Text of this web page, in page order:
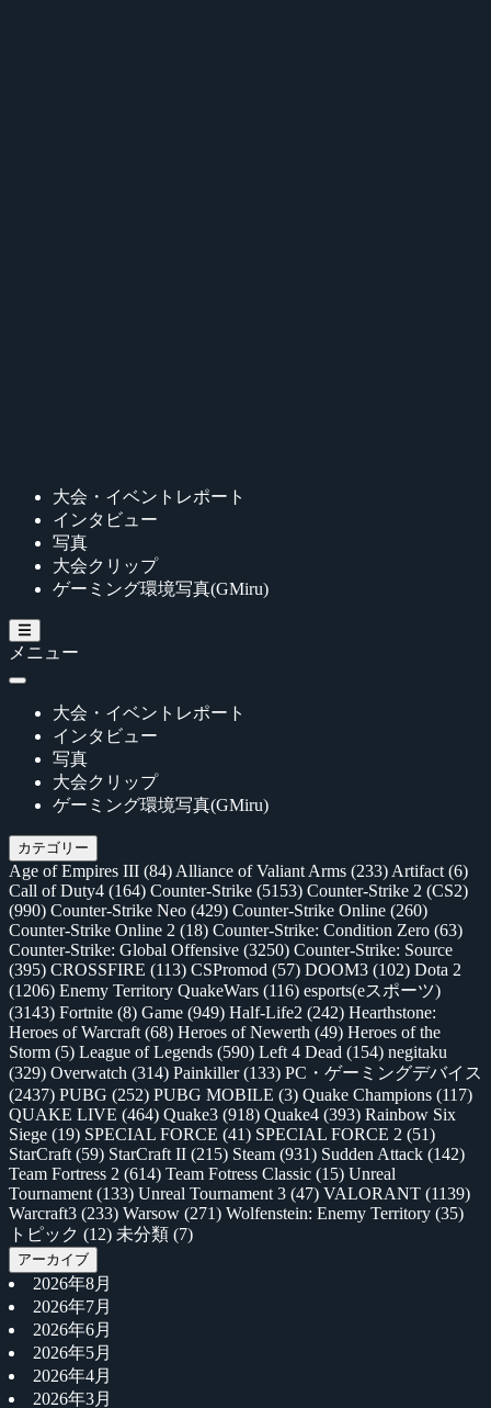
大会・イベントレポート
インタビュー
写真
大会クリップ
ゲーミング環境写真(GMiru)
メニュー
大会・イベントレポート
インタビュー
写真
大会クリップ
ゲーミング環境写真(GMiru)
カテゴリー
Age of Empires III (84) Alliance of Valiant Arms (233) Artifact (6)
Call of Duty4 (164) Counter-Strike (5153) Counter-Strike 2 (CS2)
(990) Counter-Strike Neo (429) Counter-Strike Online (260)
Counter-Strike Online 2 (18) Counter-Strike: Condition Zero (63)
Counter-Strike: Global Offensive (3250) Counter-Strike: Source
(395) CROSSFIRE (113) CSPromod (57) DOOM3 (102) Dota 2
(1206) Enemy Territory QuakeWars (116) esports(eスポーツ)
(3143) Fortnite (8) Game (949) Half-Life2 (242) Hearthstone:
Heroes of Warcraft (68) Heroes of Newerth (49) Heroes of the
Storm (5) League of Legends (590) Left 4 Dead (154) negitaku
(329) Overwatch (314) Painkiller(133) PC・ゲーミングデバイス
(2437) PUBG (252) PUBG MOBILE (3) Quake Champions (117)
QUAKE LIVE (464) Quake3 (918) Quake4 (393) Rainbow Six
Siege (19) SPECIAL FORCE (41) SPECIAL FORCE 2 (51)
StarCraft (59) StarCraft II (215) Steam (931) Sudden Attack (142)
Team Fortress 2 (614) Team Fotress Classic (15) Unreal
Tournament (133) Unreal Tournament 3 (47) VALORANT (1139)
Warcraft3 (233) Warsow (271) Wolfenstein: Enemy Territory (35)
トピック (12) 未分類 (7)
アーカイブ
2026年8月
2026年7月
2026年6月
2026年5月
2026年4月
2026年3月